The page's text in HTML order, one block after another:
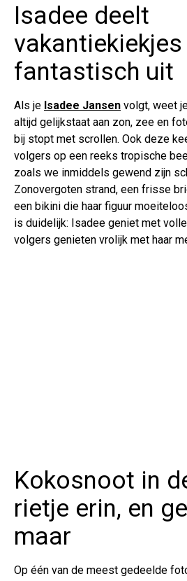
Isadee deelt
fantastisch uit
Als je Isadee Jansen volgt, weet
altijd gelijkstaat aan zon, zee en
bij stopt met scrollen. Ook deze
volgers op een reeks tropische
zoals we inmiddels gewend zijn
Zonovergoten strand, een frisse
een bikini die haar figuur
is duidelijk: Isadee geniet met
volgers genieten vrolijk met haar
Kokosnoot in
rietje erin, en
maar
Op één van de meest gedeelde